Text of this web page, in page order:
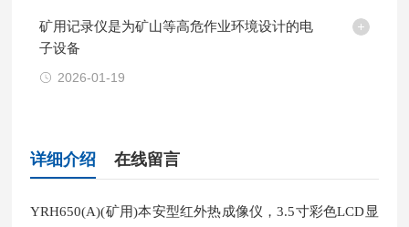
矿用记录仪是为矿山等高危作业环境设计的电
子设备
2026-01-19
详细介绍 在线留言
YRH650(A)(矿用)本安型红外热成像仪，3.5寸彩色LCD显